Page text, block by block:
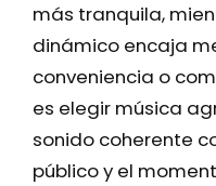
más tranquila,
dinámico encaja
conveniencia o
es elegir música
sonido coherente
público y el